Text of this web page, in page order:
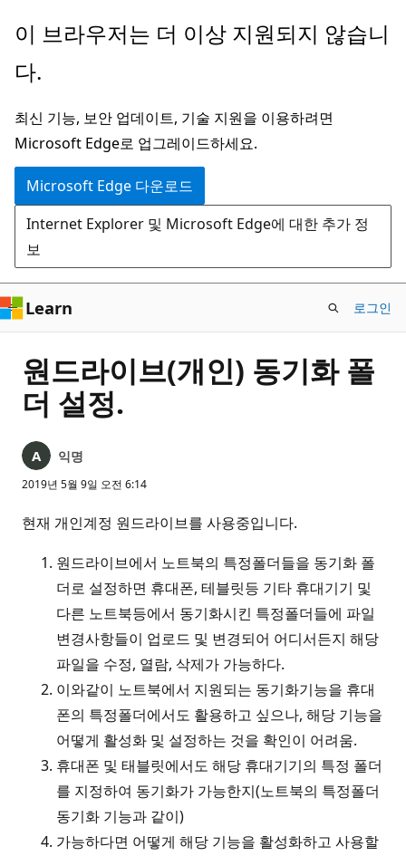
주
콘
츠
로
건
너
뛰
기
이 브라우저는 더 이상 지원되지 않습니
다.
최신 기능, 보안 업데이트, 기술 지원을 이용하려면
Microsoft Edge로 업그레이드하세요.
Microsoft Edge 다운로드
Internet Explorer 및 Microsoft Edge에 대한 추가 정
보
Learn 로그인
원드라이브(개인) 동기화 폴
더 설정.
익명
2019년 5월 9일 오전 6:14
현재 개인계정 원드라이브를 사용중입니다.
원드라이브에서 노트북의 특정폴더들을 동기화 폴
더로 설정하면 휴대폰, 테블릿등 기타 휴대기기 및
다른 노트북등에서 동기화시킨 특정폴더들에 파일
변경사항들이 업로드 및 변경되어 어디서든지 해당
파일을 수정, 열람, 삭제가 가능하다.
이와같이 노트북에서 지원되는 동기화기능을 휴대
폰의 특정폴더에서도 활용하고 싶으나, 해당 기능을
어떻게 활성화 및 설정하는 것을 확인이 어려움.
휴대폰 및 태블릿에서도 해당 휴대기기의 특정 폴더
를 지정하여 동기화가 가능한지(노트북의 특정폴더
동기화 기능과 같이)
가능하다면 어떻게 해당 기능을 활성화하고 사용할